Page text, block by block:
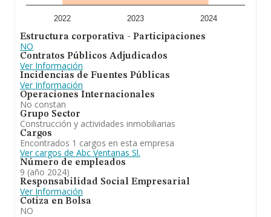
fabricación, distribución, exportación e importación y
venta al por mayor y menor de carpínteria metálica,
y por menor de ferretería y cerrajería. Se ha posicionado
más abajo en el ranking de provincia frente al 2023.
2022 2023 2024
Estructura corporativa - Participaciones
NO
Contratos Públicos Adjudicados
Ver Información
Incidencias de Fuentes Públicas
Ver Información
Operaciones Internacionales
No constan
Grupo Sector
Construcción y actividades inmobiliarias
Cargos
Encontrados 1 cargos en esta empresa
Ver cargos de Abc Ventanas Sl.
Número de empleados
9 (año 2024)
Responsabilidad Social Empresarial
Ver Información
Cotiza en Bolsa
NO